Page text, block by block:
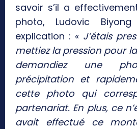
savoir s’il a
photo, Ludovic
explication : « J’étais
mettiez la pression pour
demandiez une
précipitation et
cette photo qui
partenariat. En plus, ce
avait effectué ce